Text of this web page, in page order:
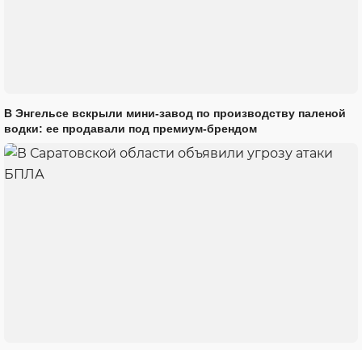
В Энгельсе вскрыли мини-завод по производству паленой
водки: ее продавали под премиум-брендом